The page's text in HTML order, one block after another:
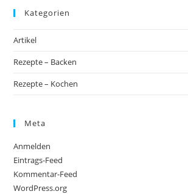
Kategorien
Artikel
Rezepte – Backen
Rezepte – Kochen
Meta
Anmelden
Eintrags-Feed
Kommentar-Feed
WordPress.org